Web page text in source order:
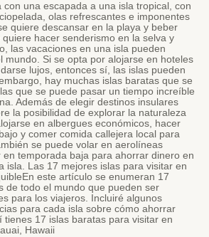
con una escapada a una isla tropical, con
olas refrescantes e imponentes
quiere descansar en la playa y beber
hacer senderismo en la selva y
las vacaciones en una isla pueden
mundo. Si se opta por alojarse en hoteles
lujos, entonces sí, las islas pueden
hay muchas islas baratas que se
que se puede pasar un tiempo increíble
Además de elegir destinos insulares
la posibilidad de explorar la naturaleza
en albergues económicos, hacer
y comer comida callejera local para
se puede volar en aerolíneas
en temporada baja para ahorrar dinero en
isla. Las 17 mejores islas para visitar en
este artículo se enumeran 17
de todo el mundo que pueden ser
para los viajeros. Incluiré algunos
para cada isla sobre cómo ahorrar
tienes 17 islas baratas para visitar en
Hawaii